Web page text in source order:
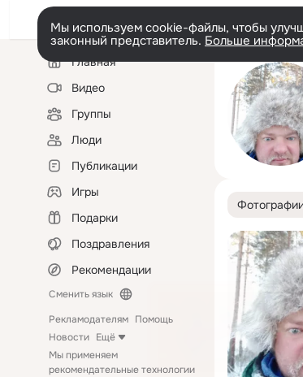
Мы используем cookie-файлы, чтобы
законный представитель. Больше
Левая
колонкаГлавная
Видео
Группы
Люди
Публикации
Игры
Подарки
Поздравления
Рекомендации
Сменить язык
Рекламодателям Помощь
Новости Ещё
Мы применяем
рекомендательные технологии